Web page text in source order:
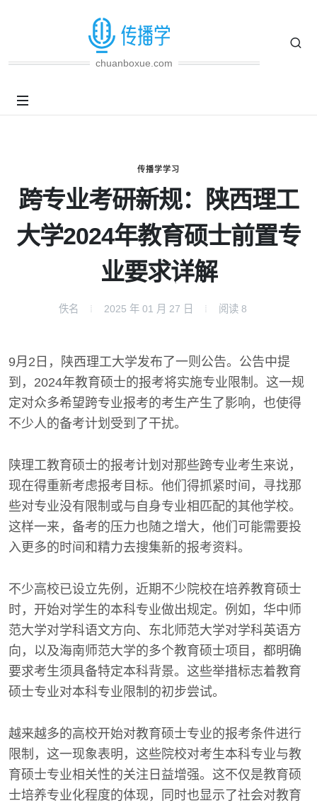
chuanboxue.com
传播学学习
跨专业考研新规：陕西理工
大学2024年教育硕士前置专
业要求详解
佚名 2025 年 01 月 27 日 阅读 8
9月2日，陕西理工大学发布了一则公告。公告中提
到，2024年教育硕士的报考将实施专业限制。这一规
定对众多希望跨专业报考的考生产生了影响，也使得
不少人的备考计划受到了干扰。
陕理工教育硕士的报考计划对那些跨专业考生来说，
现在得重新考虑报考目标。他们得抓紧时间，寻找那
些对专业没有限制或与自身专业相匹配的其他学校。
这样一来，备考的压力也随之增大，他们可能需要投
入更多的时间和精力去搜集新的报考资料。
不少高校已设立先例，近期不少院校在培养教育硕士
时，开始对学生的本科专业做出规定。例如，华中师
范大学对学科语文方向、东北师范大学对学科英语方
向，以及海南师范大学的多个教育硕士项目，都明确
要求考生须具备特定本科背景。这些举措标志着教育
硕士专业对本科专业限制的初步尝试。
越来越多的高校开始对教育硕士专业的报考条件进行
限制，这一现象表明，这些院校对考生本科专业与教
育硕士专业相关性的关注日益增强。这不仅是教育硕
士培养专业化程度的体现，同时也显示了社会对教育